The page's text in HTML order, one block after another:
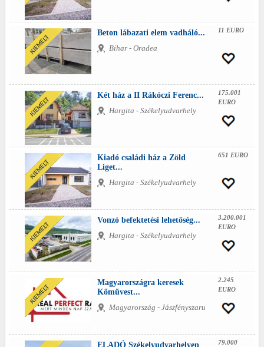
Beton lábazati elem vadháló...
Bihar - Oradea
11 EURO
Két ház a II Rákóczi Ferenc...
Hargita - Székelyudvarhely
175.001
EURO
Kiadó családi ház a Zöld
Liget...
Hargita - Székelyudvarhely
651 EURO
Vonzó befektetési lehetőség...
Hargita - Székelyudvarhely
3.200.001
EURO
Magyarországra keresek
Kőművest...
Magyarország - Jászfényszaru
2.245
EURO
ELADÓ Székelyudvarhelyen 79.000